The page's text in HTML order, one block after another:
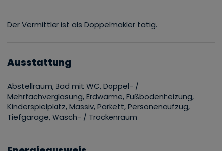
Der Vermittler ist als Doppelmakler tätig.
Ausstattung
Abstellraum Bad mit WC Doppel- /
Mehrfachverglasung Erdwärme Fußbodenheizung
Kinderspielplatz Massiv Parkett Personenaufzug
Tiefgarage Wasch- / Trockenraum